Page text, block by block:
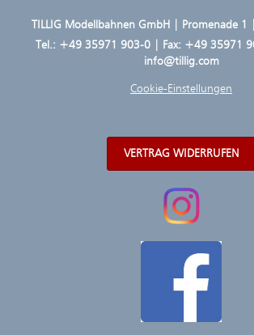
TILLIG Modellbahnen GmbH | Promenade
Tel.: +49 35971 903-0| Fax: +49 35971
info@tillig.com
Cookie-Einstellungen
VERTRAG WIDERRUFEN